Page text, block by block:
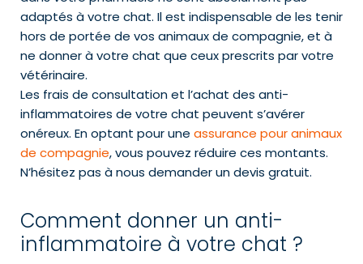
adaptés à votre chat. Il est indispensable de les tenir
hors de portée de vos animaux de compagnie, et à
ne donner à votre chat que ceux prescrits par votre
vétérinaire.
Les frais de consultation et l’achat des anti-
inflammatoires de votre chat peuvent s’avérer
onéreux. En optant pour une assurance pour animaux
de compagnie, vous pouvez réduire ces montants.
N’hésitez pas à nous demander un devis gratuit.
Comment donner un anti-
inflammatoire à votre chat ?